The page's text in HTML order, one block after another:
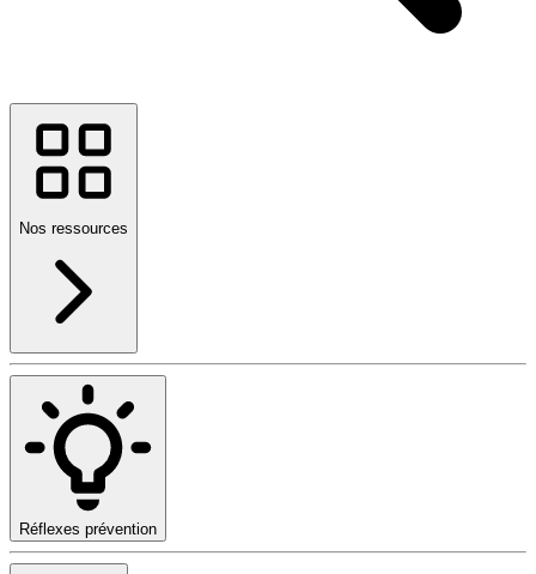
Nos ressources
Réflexes prévention